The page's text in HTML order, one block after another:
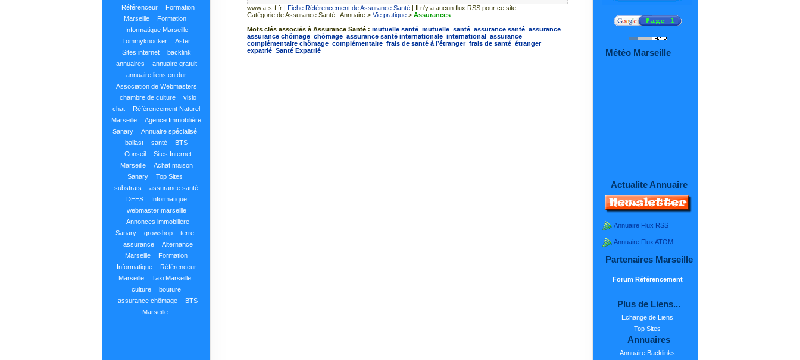
Référenceur
Formation
Marseille
Formation
Informatique Marseille
Tommyknocker
Aster
Sites internet
backlink
annuaires
annuaire gratuit
annuaire liens en dur
Association de Webmasters
chambre de culture
visio
chat
Référencement Naturel
Marseille
Agence Immobilière
Sanary
Annuaire spécialisé
ballast
santé
BTS
Conseil
Sites Internet
Marseille
Achat maison
Sanary
Top Sites
substrats
assurance santé
DEES
Informatique
webmaster marseille
Annonces immobilière
Sanary
growshop
terre
assurance
Alternance
Marseille
Formation
Informatique
Référenceur
Marseille
Taxi Marseille
culture
bouture
assurance chômage
BTS
Marseille
www.a-s-f.fr| Fiche Référencement de Assurance Santé| Il n'y a aucun flux RSS pour ce site
Catégorie de Assurance Santé : Annuaire > Vie pratique> Assurances
Mots clés associés à Assurance Santé : mutuelle santé mutuelle santé assurance santé assurance
assurance chômage chômage assurance santé internationale international assurance
complémentaire chômage complémentaire frais de santé à l’étranger frais de santé étranger
expatrié Santé Expatrié Météo Marseille
Actualite Annuaire
Annuaire Flux RSS
Annuaire Flux ATOM
Partenaires Marseille
Forum Référencement
Plus de Liens...
Echange de Liens
Top Sites
Annuaires
Annuaire Backlinks